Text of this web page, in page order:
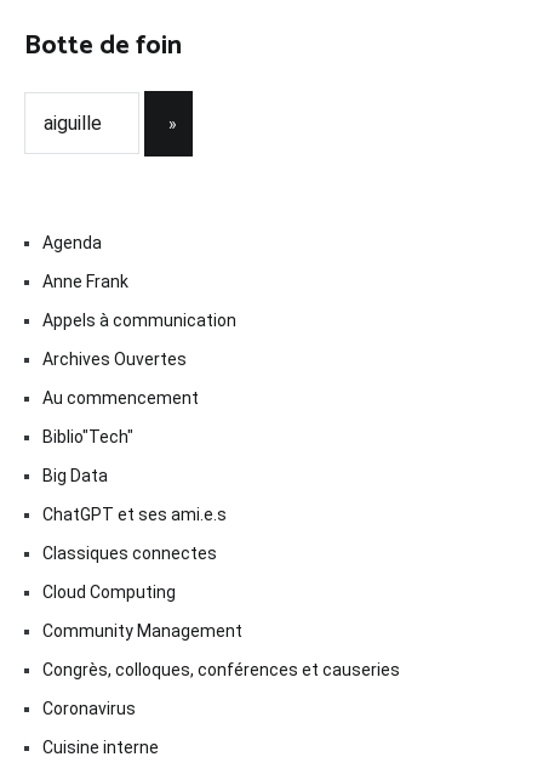
Botte de foin
Agenda
Anne Frank
Appels à communication
Archives Ouvertes
Au commencement
Biblio"Tech"
Big Data
ChatGPT et ses ami.e.s
Classiques connectes
Cloud Computing
Community Management
Congrès, colloques, conférences et causeries
Coronavirus
Cuisine interne